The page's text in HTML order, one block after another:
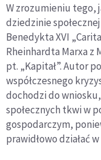
W zrozumieniu tego,
dziedzinie
Benedykta XVI
Rheinhardta Marxa z
pt. „Kapitał”. Autor
współczesnego
dochodzi do
społecznych tkwi w
gospodarczym,
prawidłowo działać